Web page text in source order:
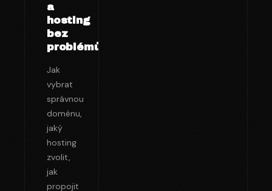
a
hosting
bez
problémů
Jak
vybrat
správnou
doménu,
jaký
hosting
zvolit,
jak
propojit